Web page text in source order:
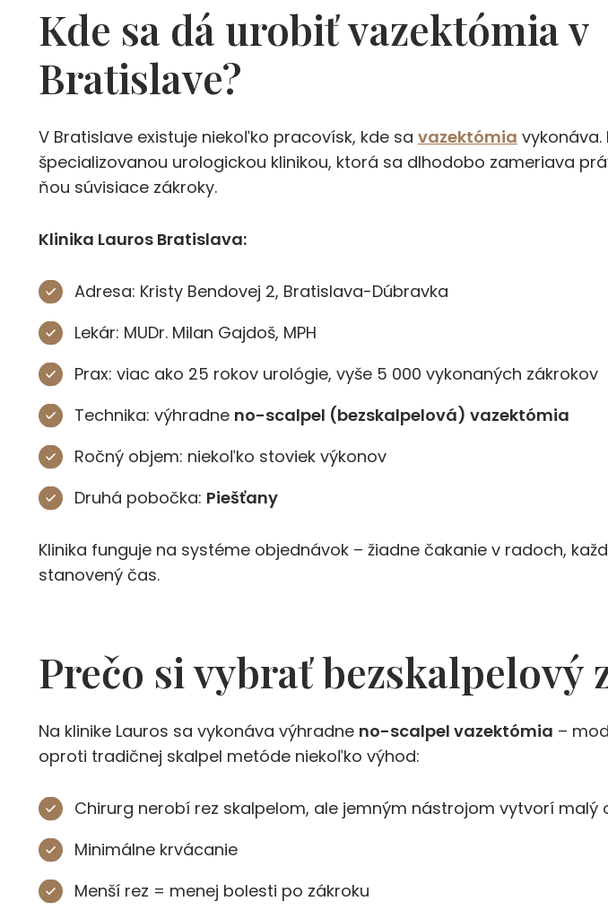
Kde sa dá urobiť vazektómia v
Bratislave?
V Bratislave existuje niekoľko pracovísk, kde sa vazektómia vykonáva.
špecializovanou urologickou klinikou, ktorá sa dlhodobo zameriava
ňou súvisiace zákroky.
Klinika Lauros Bratislava:
Adresa: Kristy Bendovej 2, Bratislava-Dúbravka
Lekár: MUDr. Milan Gajdoš, MPH
Prax: viac ako 25 rokov urológie, vyše 5 000 vykonaných zákrokov
Technika: výhradne no-scalpel (bezskalpelová) vazektómia
Ročný objem: niekoľko stoviek výkonov
Druhá pobočka: Piešťany
Klinika funguje na systéme objednávok – žiadne čakanie v radoch,
stanovený čas.
Prečo si vybrať bezskalpelový
Na klinike Lauros sa vykonáva výhradne no-scalpel vazektómia –
oproti tradičnej skalpel metóde niekoľko výhod:
Chirurg nerobí rez skalpelom, ale jemným nástrojom vytvorí malý
Minimálne krvácanie
Menší rez = menej bolesti po zákroku